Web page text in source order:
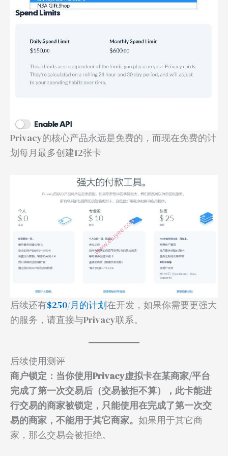
Privacy的核心产品永远是免费的，而现在免费的计
划每月最多创建12张卡
后续还有$250/月的计划在开发，如果你需要更强大
的服务，请直接与Privacy联系。
后续使用测评
商户锁定：当你使用Privacy虚拟卡在某商家/平台
完成了第一次交易后（交易被拒不算），此卡能进
行交易的商家被锁定，只能使用在完成了第一次交
易的商家，不能用于其它商家。 如果用于其它商
家，那么交易会被拒绝。